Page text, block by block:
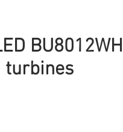
BU8012WH
turbines